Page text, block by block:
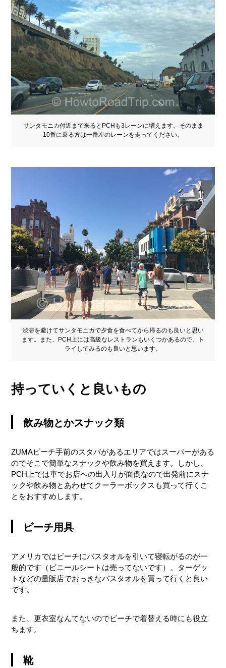
サンタモニカ付近まで来るとPCHも3レーンに増えます。そのまま
10番に乗る方は一番左のレーンを走ってください。
渋滞を避けてサンタモニカで夕食を食べてから帰るのも良いと思い
ます。また、PCH上には高級なレストランもいくつかあるので、ト
ライしてみるのも良いと思います。
持っていくと良いもの
飲み物とかスナック類
ZUMAビーチ手前のスタバがあるエリアではスーパーがある
のでそこで簡単なスナックや飲み物を買えます。しかし、
PCH上では車でお店への出入りが面倒なので出発前にスナ
ックや飲み物とあわせてクーラーボックスも買って行くこ
とをおすすめします。
ビーチ用具
アメリカではビーチにバスタオルを引いて寝転がるのが一
般的です（ビニールシートは売ってないです）。ターゲッ
トなどの量販店でおっきなバスタオルを買って行くと良い
です。
また、更衣室なんてないのでビーチで着替える時にも役立
ちます。
靴